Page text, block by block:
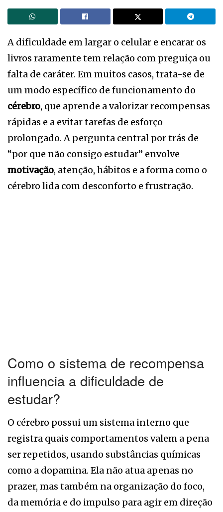
A dificuldade em largar o celular e encarar os
livros raramente tem relação com preguiça ou
falta de caráter. Em muitos casos, trata-se de
um modo específico de funcionamento do
cérebro, que aprende a valorizar recompensas
rápidas e a evitar tarefas de esforço
prolongado. A pergunta central por trás de
“por que não consigo estudar” envolve
motivação, atenção, hábitos e a forma como o
cérebro lida com desconforto e frustração.
Como o sistema de recompensa
influencia a dificuldade de
estudar?
O cérebro possui um sistema interno que
registra quais comportamentos valem a pena
ser repetidos, usando substâncias químicas
como a dopamina. Ela não atua apenas no
prazer, mas também na organização do foco,
da memória e do impulso para agir em direção